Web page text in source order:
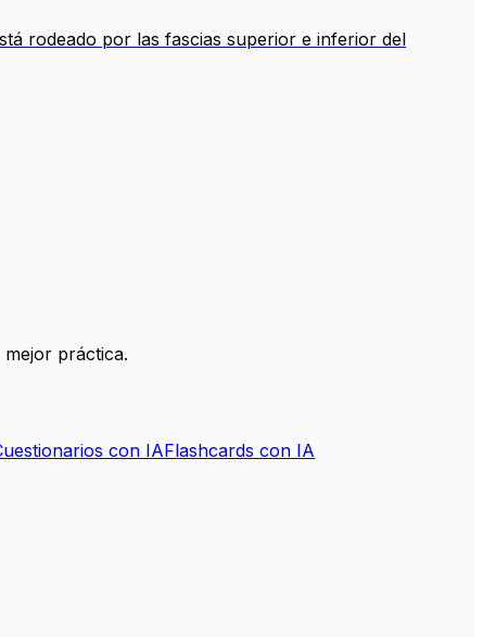
rodeado por las fascias superior e inferior del
práctica.
con IAFlashcards con IA